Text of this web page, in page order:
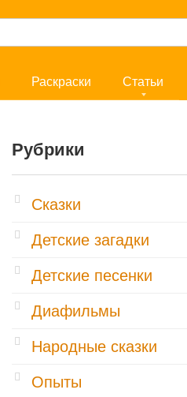
Раскраски Статьи
Рубрики
Cказки
Детские загадки
Детские песенки
Диафильмы
Народные сказки
Опыты